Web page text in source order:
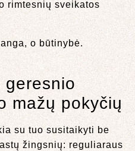
rimtesnių sveikatos
o būtinybė.
geresnio
mažų pokyčių
su tuo susitaikyti be
žingsnių: reguliaraus